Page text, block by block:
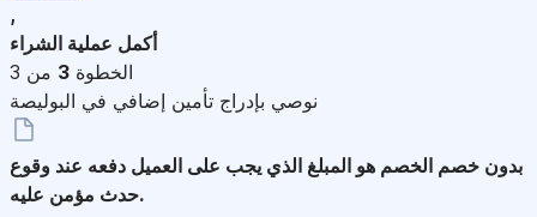
,
أكمل عملية الشراء
الخطوة 3 من 3
نوصي بإدراج تأمين إضافي في البوليصة
بدون خصم الخصم هو المبلغ الذي يجب على العميل دفعه عند وقوع
حدث مؤمن عليه.